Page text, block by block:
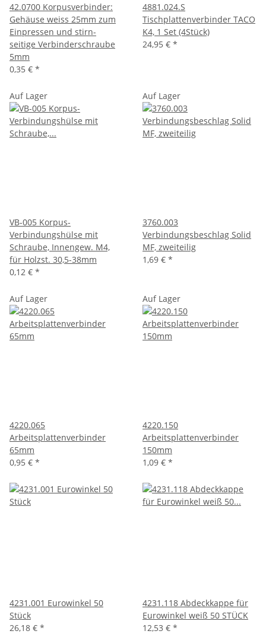
42.0700 Korpusverbinder:
Gehäuse weiss 25mm zum
Einpressen und stirn-
seitige Verbinderschraube
5mm
0,35 € *
4881.024.S
Tischplattenverbinder TACO
K4, 1 Set (4Stück)
24,95 € *
Auf Lager
VB-005 Korpus-
Verbindungshülse mit
Schraube, Innengew. M4,
für Holzst. 30,5-38mm
0,12 € *
Auf Lager
3760.003
Verbindungsbeschlag Solid
MF, zweiteilig
1,69 € *
Auf Lager
4220.065
Arbeitsplattenverbinder
65mm
0,95 € *
Auf Lager
4220.150
Arbeitsplattenverbinder
150mm
1,09 € *
4231.001 Eurowinkel 50
Stück
26,18 € *
4231.118 Abdeckkappe für
Eurowinkel weiß 50 STÜCK
12,53 € *